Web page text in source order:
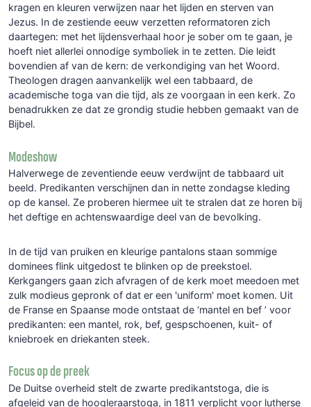
kragen en kleuren verwijzen naar het lijden en sterven van
Jezus. In de zestiende eeuw verzetten reformatoren zich
daartegen: met het lijdensverhaal hoor je sober om te gaan, je
hoeft niet allerlei onnodige symboliek in te zetten. Die leidt
bovendien af van de kern: de verkondiging van het Woord.
Theologen dragen aanvankelijk wel een tabbaard, de
academische toga van die tijd, als ze voorgaan in een kerk. Zo
benadrukken ze dat ze grondig studie hebben gemaakt van de
Bijbel.
Modeshow
Halverwege de zeventiende eeuw verdwijnt de tabbaard uit
beeld. Predikanten verschijnen dan in nette zondagse kleding
op de kansel. Ze proberen hiermee uit te stralen dat ze horen bij
het deftige en achtenswaardige deel van de bevolking.
In de tijd van pruiken en kleurige pantalons staan sommige
dominees flink uitgedost te blinken op de preekstoel.
Kerkgangers gaan zich afvragen of de kerk moet meedoen met
zulk modieus gepronk of dat er een 'uniform' moet komen. Uit
de Franse en Spaanse mode ontstaat de ‘mantel en bef ’ voor
predikanten: een mantel, rok, bef, gespschoenen, kuit- of
kniebroek en driekanten steek.
Focus op de preek
De Duitse overheid stelt de zwarte predikantstoga, die is
afgeleid van de hoogleraarstoga, in 1811 verplicht voor lutherse